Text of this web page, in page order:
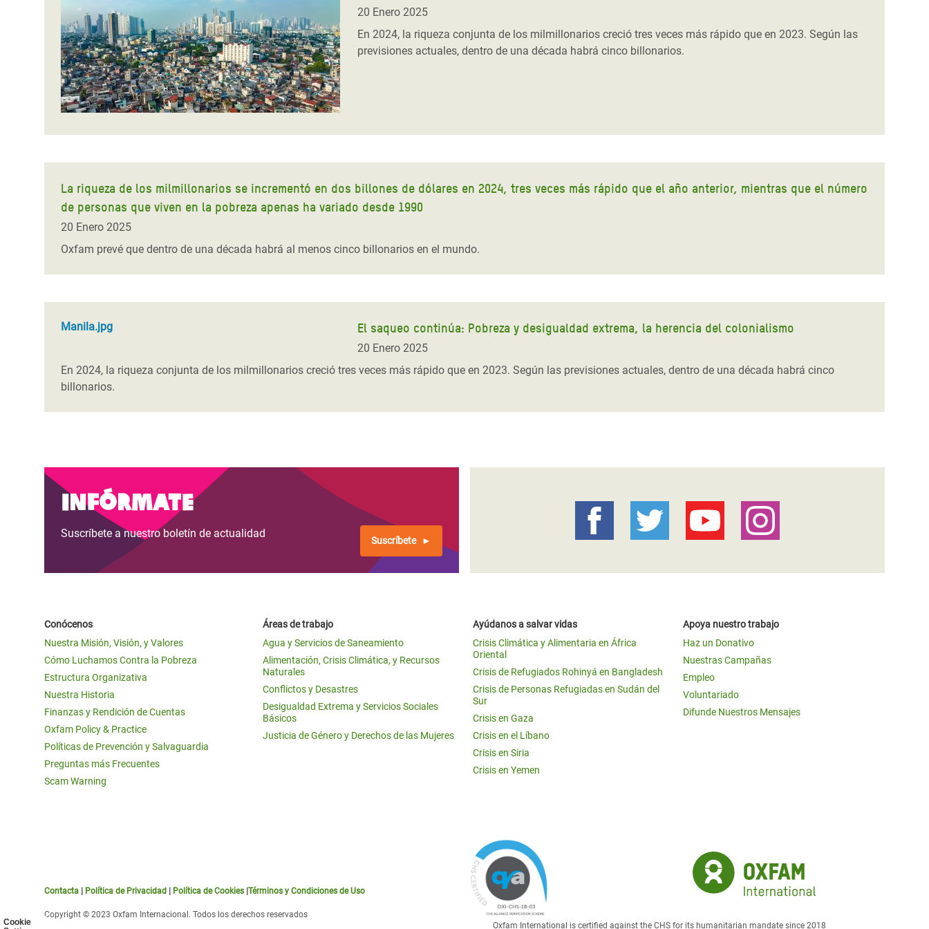
Cookie
Conflictos y Desastres
Desigualdad Extrema y
Servicios Sociales Básicos
Inequality and Rights in a
Crisis Climática y Alimentaria
en África Oriental
Crisis de Personas Refugiadas
en Sudán del Sur
Crisis de Refugiados Rohinyá
Crisis en Yemen
#ActuaPorElClima
Erradiquemos el Sufrimiento Humano que
se Oculta tras los Alimentos
¡Basta! Acabemos con las violencias contra
mujeres y niñas
ayuda
navegación
20 Enero 2025
En 2024, la riqueza conjunta de los milmillonarios creció tres veces más rápido que en 2023. Según las
previsiones actuales, dentro de una década habrá cinco billonarios.
La riqueza de los milmillonarios se incrementó en dos billones de dólares en 2024, tres veces más rápido que el año anterior, mientras que el número
de personas que viven en la pobreza apenas ha variado desde 1990
20 Enero 2025
Oxfam prevé que dentro de una década habrá al menos cinco billonarios en el mundo.
Manila.jpg El saqueo continúa: Pobreza y desigualdad extrema, la herencia del colonialismo
20 Enero 2025
En 2024, la riqueza conjunta de los milmillonarios creció tres veces más rápido que en 2023. Según las previsiones actuales, dentro de una década habrá cinco
billonarios.
Infórmate
Suscríbete a nuestro boletín de actualidad
Suscríbete
Conócenos
Nuestra Misión, Visión, y Valores
Cómo Luchamos Contra la Pobreza
Estructura Organizativa
Nuestra Historia
Finanzas y Rendición de Cuentas
Oxfam Policy & Practice
Políticas de Prevención y Salvaguardia
Preguntas más Frecuentes
Scam Warning
Áreas de trabajo
Agua y Servicios de Saneamiento
Alimentación, Crisis Climática, y Recursos
Naturales
Conflictos y Desastres
Desigualdad Extrema y Servicios Sociales
Básicos
Justicia de Género y Derechos de las Mujeres
Ayúdanos a salvar vidas
Crisis Climática y Alimentaria en África
Oriental
Crisis de Refugiados Rohinyá en Bangladesh
Crisis de Personas Refugiadas en Sudán del
Sur
Crisis en Gaza
Crisis en el Líbano
Crisis en Siria
Crisis en Yemen
Apoya nuestro trabajo
Haz un Donativo
Nuestras Campañas
Empleo
Voluntariado
Difunde Nuestros Mensajes
Contacta Política de Privacidad Política de Cookies Términos y Condiciones de Uso
Copyright © 2023 Oxfam Internacional. Todos los derechos reservados
Oxfam International is certified against the CHS for its humanitarian mandate since 2018